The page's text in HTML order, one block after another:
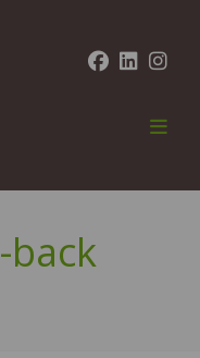
back